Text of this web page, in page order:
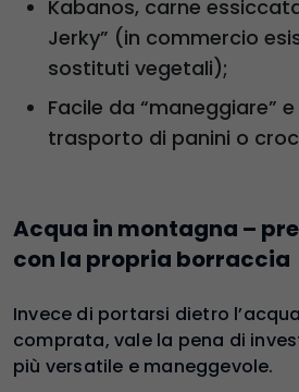
Kabanos, carne
Jerky” (in commercio
sostituti vegetali);
Facile da “maneggiare”
trasporto di panini o
Acqua in montagna –
con la propria borraccia
Invece di portarsi dietro
comprata, vale la pena di
più versatile e maneggevole.